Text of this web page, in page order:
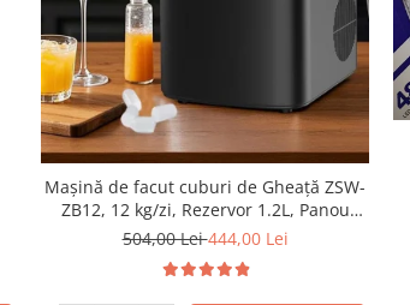
Mașină de facut cuburi de Gheață ZSW-
ZB12, 12 kg/zi, Rezervor 1.2L, Panou
Tactil, Design Compact, Negru
504,00 Lei444,00 Lei